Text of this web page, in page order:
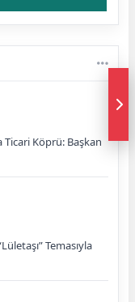
Ticari Köprü: Başkan
Temasıyla